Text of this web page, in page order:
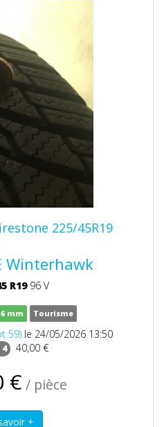
225/45R19
Winterhawk
R1996 V
mm Tourisme
59)le 24/05/2026 13:50
40,00 €
€ / pièce